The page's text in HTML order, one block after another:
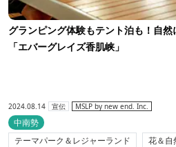
グランピング体験もテント泊も！自
「エバーグレイズ香肌峡」
2024.08.14 宣伝 MSLP by new end. Inc.
中南勢
テーマパーク＆レジャーランド
花＆自